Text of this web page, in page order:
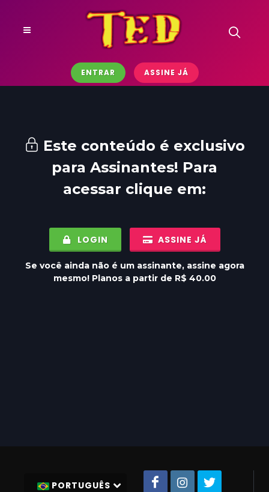
ENTRAR ASSINE JÁ
Este conteúdo é exclusivo
para Assinantes! Para
acessar clique em:
LOGIN ASSINE JÁ
Se você ainda não é um assinante, assine agora
mesmo! Planos a partir de R$ 40.00
PORTUGUÊS